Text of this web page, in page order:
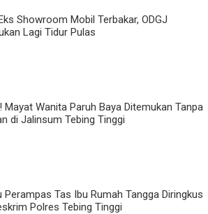
Showroom Mobil Terbakar, ODGJ
Lagi Tidur Pulas
Mayat Wanita Paruh Baya Ditemukan Tanpa
di Jalinsum Tebing Tinggi
Perampas Tas Ibu Rumah Tangga Diringkus
Polres Tebing Tinggi